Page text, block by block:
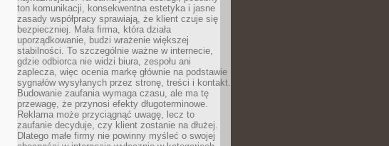
ton komunikacji, konsekwentna estetyka i jasne
zasady współpracy sprawiają, że klient czuje się
bezpieczniej. Mała firma, która działa
uporządkowanie, budzi wrażenie większej
stabilności. To szczególnie ważne w internecie,
gdzie odbiorca nie widzi biura, zespołu ani
zaplecza, więc ocenia markę głównie na podstawie
sygnałów wysyłanych przez stronę, treści i kontakt.
Budowanie zaufania wymaga czasu, ale ma tę
przewagę, że przynosi efekty długoterminowe.
Reklama może przyciągnąć uwagę, lecz to
zaufanie decyduje, czy klient zostanie na dłużej.
Dlatego małe firmy nie powinny myśleć o swojej